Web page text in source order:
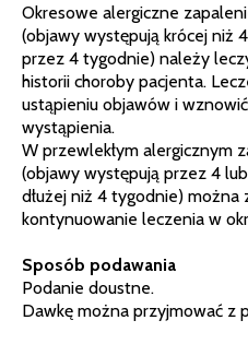
Okresowe alergiczne
(objawy występują krócej niż
przez 4 tygodnie) należy
historii choroby pacjenta.
ustąpieniu objawów i
wystąpienia.
W przewlekłym alergicznym
(objawy występują przez 4
dłużej niż 4 tygodnie) można
kontynuowanie leczenia w
Sposób podawania
Podanie doustne.
Dawkę można przyjmować z